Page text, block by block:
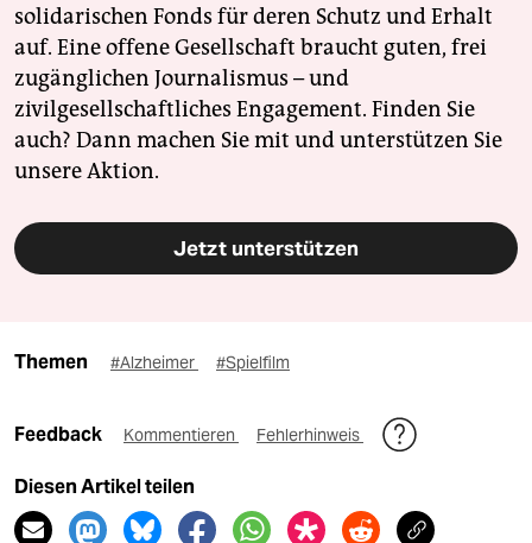
solidarischen Fonds für deren Schutz und Erhalt
auf. Eine offene Gesellschaft braucht guten, frei
zugänglichen Journalismus – und
zivilgesellschaftliches Engagement. Finden Sie
auch? Dann machen Sie mit und unterstützen Sie
unsere Aktion.
Jetzt unterstützen
Themen #Alzheimer #Spielfilm
Feedback Kommentieren Fehlerhinweis
Diesen Artikel teilen